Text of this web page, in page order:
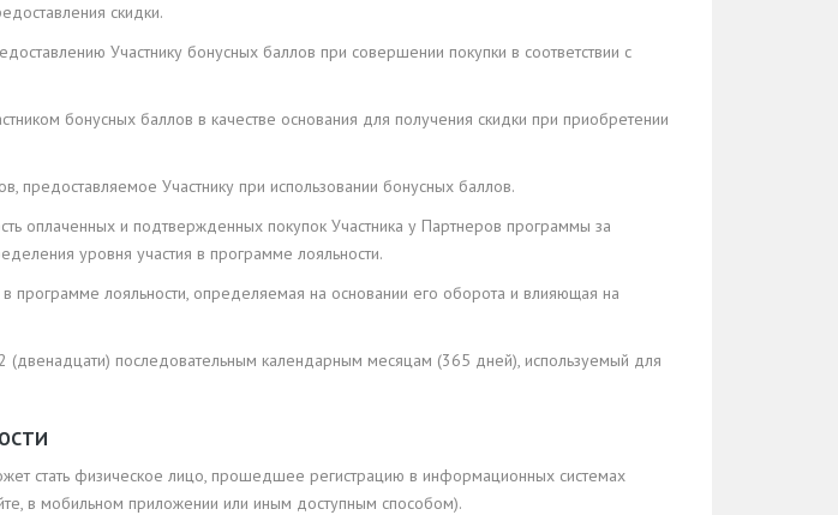
скидки.
Участнику бонусных баллов при совершении покупки в соответствии с
бонусных баллов в качестве основания для получения скидки при приобретении
предоставляемое Участнику при использовании бонусных баллов.
оплаченных и подтвержденных покупок Участника у Партнеров программы за
уровня участия в программе лояльности.
в программе лояльности, определяемая на основании его оборота и влияющая на
последовательным календарным месяцам (365 дней), используемый для
стать физическое лицо, прошедшее регистрацию в информационных системах
в мобильном приложении или иным доступным способом).